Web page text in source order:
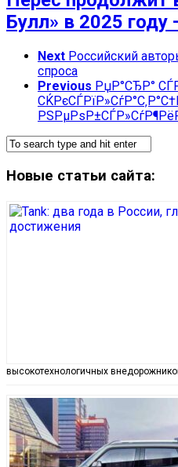
Булл» в 2025
Next Российский
спроса
Previous РџР°СЂР°
Новые статьи сайта:
высокотехнологичных